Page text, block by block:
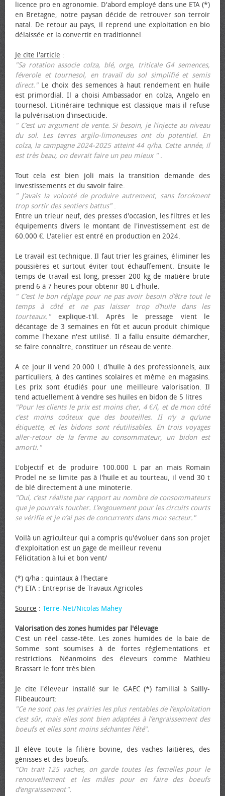
licence pro en agronomie. D'abord employé dans une ETA (*)
en Bretagne, notre paysan décide de retrouver son terroir
natal. De retour au pays, il reprend une exploitation en bio
délaissée et la convertit en traditionnel.
Je cite l'article :
"Sa rotation associe colza, blé, orge, triticale G4 semences,
féverole et tournesol, en travail du sol simplifié et semis
direct."Le choix des semences à haut rendement en huile
est primordial. Il a choisi Ambassador en colza, Angelo en
tournesol. L'itinéraire technique est classique mais il refuse
la pulvérisation d'insecticide.
" C’est un argument de vente. Si besoin, je l’injecte au niveau
du sol. Les terres argilo-limoneuses ont du potentiel. En
colza, la campagne 2024-2025 atteint 44 q/ha. Cette année, il
est très beau, on devrait faire un peu mieux ".
Tout cela est bien joli mais la transition demande des
investissements et du savoir faire.
" J’avais la volonté de produire autrement, sans forcément
trop sortir des sentiers battus".
Entre un trieur neuf, des presses d'occasion, les filtres et les
équipements divers le montant de l'investissement est de
60.000 €. L'atelier est entré en production en 2024.
Le travail est technique. Il faut trier les graines, éliminer les
poussières et surtout éviter tout échauffement. Ensuite le
temps de travail est long, presser 200 kg de matière brute
prend 6 à 7 heures pour obtenir 80 L d'huile.
" C’est le bon réglage pour ne pas avoir besoin d’être tout le
temps à côté et ne pas laisser trop d’huile dans les
tourteaux."explique-t'il. Après le pressage vient le
décantage de 3 semaines en fût et aucun produit chimique
comme l'hexane n'est utilisé. Il a fallu ensuite démarcher,
se faire connaître, constituer un réseau de vente.
A ce jour il vend 20.000 L d'huile à des professionnels, aux
particuliers, à des cantines scolaires et même en magasins.
Les prix sont étudiés pour une meilleure valorisation. Il
tend actuellement à vendre ses huiles en bidon de 5 litres
"Pour les clients le prix est moins cher, 4 €/l, et de mon côté
c’est moins coûteux que des bouteilles. II n’y a qu’une
étiquette, et les bidons sont réutilisables. En trois voyages
aller-retour de la ferme au consommateur, un bidon est
amorti."
L'objectif et de produire 100.000 L par an mais Romain
Prodel ne se limite pas à l'huile et au tourteau, il vend 30 t
de blé directement à une minoterie.
"Oui, c’est réaliste par rapport au nombre de consommateurs
que je pourrais toucher. L’engouement pour les circuits courts
se vérifie et je n’ai pas de concurrents dans mon secteur."
Voilà un agriculteur qui a compris qu'évoluer dans son projet
d'exploitation est un gage de meilleur revenu
Félicitation à lui et bon vent/
(*) q/ha : quintaux à l'hectare
(*) ETA : Entreprise de Travaux Agricoles
Source : Terre-Net/Nicolas Mahey
Valorisation des zones humides par l'élevage
C'est un réel casse-tête. Les zones humides de la baie de
Somme sont soumises à de fortes réglementations et
restrictions. Néanmoins des éleveurs comme Mathieu
Brassart le font très bien.
Je cite l'éleveur installé sur le GAEC (*) familial à Sailly-
Flibeaucourt:
"Ce ne sont pas les prairies les plus rentables de l’exploitation
c’est sûr, mais elles sont bien adaptées à l’engraissement des
bœufs et elles sont moins séchantes l’été".
Il élève toute la filière bovine, des vaches laitières, des
génisses et des bœufs.
"On trait 125 vaches, on garde toutes les femelles pour le
renouvellement et les mâles pour en faire des bœufs
d’engraissement".